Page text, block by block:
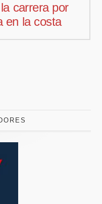
nuevo
Offcoustic